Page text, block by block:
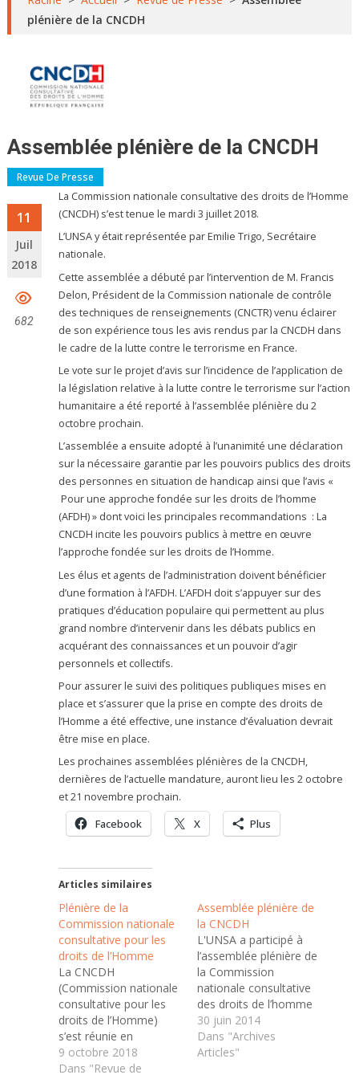
plénière de la CNCDH
Assemblée plénière de la CNCDH
Revue De Presse
11
Juil
2018
682
La Commission nationale consultative des droits de l’Homme
(CNCDH) s’est tenue le mardi 3 juillet 2018.
L’UNSA y était représentée par Emilie Trigo, Secrétaire
nationale.
Cette assemblée a débuté par l’intervention de M. Francis
Delon, Président de la Commission nationale de contrôle
des techniques de renseignements (CNCTR) venu éclairer
de son expérience tous les avis rendus par la CNCDH dans
le cadre de la lutte contre le terrorisme en France.
Le vote sur le projet d’avis sur l’incidence de l’application de
la législation relative à la lutte contre le terrorisme sur l’action
humanitaire a été reporté à l’assemblée plénière du 2
octobre prochain.
L’assemblée a ensuite adopté à l’unanimité une déclaration
sur la nécessaire garantie par les pouvoirs publics des droits
des personnes en situation de handicap ainsi que l’avis «
Pour une approche fondée sur les droits de l’homme
(AFDH) » dont voici les principales recommandations : La
CNCDH incite les pouvoirs publics à mettre en œuvre
l’approche fondée sur les droits de l’Homme.
Les élus et agents de l’administration doivent bénéficier
d’une formation à l’AFDH. L’AFDH doit s’appuyer sur des
pratiques d’éducation populaire qui permettent au plus
grand nombre d’intervenir dans les débats publics en
acquérant des connaissances et un pouvoir d’agir
personnels et collectifs.
Pour assurer le suivi des politiques publiques mises en
place et s’assurer que la prise en compte des droits de
l’Homme a été effective, une instance d’évaluation devrait
être mise en place.
Les prochaines assemblées plénières de la CNCDH,
dernières de l’actuelle mandature, auront lieu les 2 octobre
et 21 novembre prochain.
Facebook X Plus
Articles similaires
Plénière de la
Commission nationale
consultative pour les
droits de l’Homme
La CNCDH
(Commission nationale
consultative pour les
droits de l’Homme)
s’est réunie en
assemblée plénière le 2
octobre 2018. L’UNSA
9 octobre 2018
Dans "Revue de
Assemblée plénière de
la CNCDH
L'UNSA a participé à
l’assemblée plénière de
la Commission
nationale consultative
des droits de l’homme
(CNCDH) qui s’est
tenue le 26 juin dernier.
Europe, identité
30 juin 2014
Dans "Archives
Articles"